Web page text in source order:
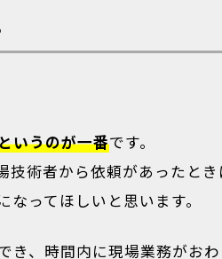
いうのが一番です。
術者から依頼があったと
ってほしいと思います。
き、時間内に現場業務がおわ